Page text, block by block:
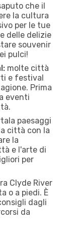
che il
la cultura
per le tue
delle delizie
souvenir
pulci!
molte città
e festival
Prima
eventi
paesaggi
città con la
la
e l'arte di
per
Clyde River
o a piedi. È
dagli
da